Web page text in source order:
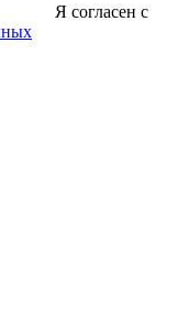
Я согласен с